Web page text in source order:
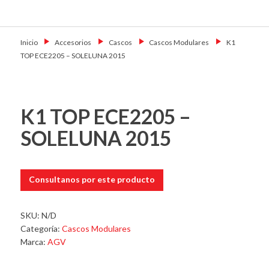
Motoshop
Ezeiza
Inicio→ Accesorios → Cascos → Cascos Modulares →
K1
TOP ECE2205 – SOLELUNA 2015
K1 TOP ECE2205 –
SOLELUNA 2015
Consultanos por este producto
SKU: N/D
Categoría: Cascos Modulares
Marca: AGV